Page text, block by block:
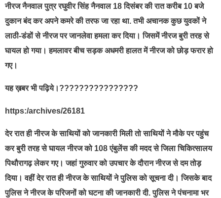
नीरज नैनवाल पुत्र रघुवीर सिंह नैनवाल 18 दिसंबर की रात करीब 10 बजे
दुकान बंद कर अपने कमरे की तरफ जा रहा था. तभी अचानक कुछ युवकों ने
लाठी-डंडों से नीरज पर जानलेवा हमला कर दिया। जिसमें नीरज बुरी तरह से
घायल हो गया। हमलावर बीच सड़क अधमरी हालत में नीरज को छोड़ फरार हो
गए।
यह ख़बर भी पढ़िये।????????????????
https:/archives/26181
देर रात ही नीरज के साथियों को जानकारी मिली तो साथियों ने मौके पर पहुंच
कर बुरी तरह से घायल नीरज को 108 एंबुलेंस की मदद से जिला चिकित्सालय
पिथौरागढ़ लेकर गए। जहां गुरुवार को उपचार के दौरान नीरज से दम तोड़
दिया। वहीं देर रात ही नीरज के साथियों ने पुलिस को सूचना दी। जिसके बाद
पुलिस ने नीरज के परिजनों को घटना की जानकारी दी. पुलिस ने पंचनामा भर